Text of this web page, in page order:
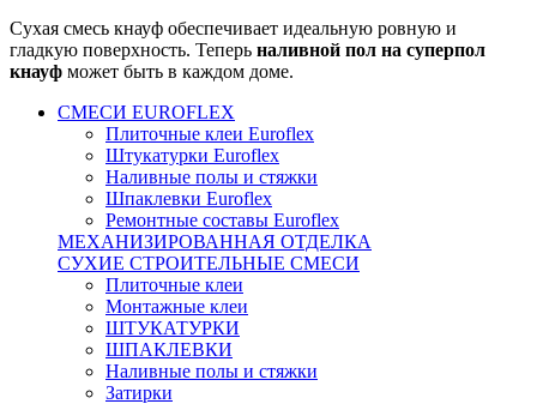
Сухая смесь кнауф обеспечивает идеальную ровную и
гладкую поверхность. Теперь наливной пол на суперпол
кнауф может быть в каждом доме.
СМЕСИ EUROFLEX
Плиточные клеи Euroflex
Штукатурки Euroflex
Наливные полы и стяжки
Шпаклевки Euroflex
Ремонтные составы Euroflex
МЕХАНИЗИРОВАННАЯ ОТДЕЛКА
СУХИЕ СТРОИТЕЛЬНЫЕ СМЕСИ
Плиточные клеи
Монтажные клеи
ШТУКАТУРКИ
ШПАКЛЕВКИ
Наливные полы и стяжки
Затирки